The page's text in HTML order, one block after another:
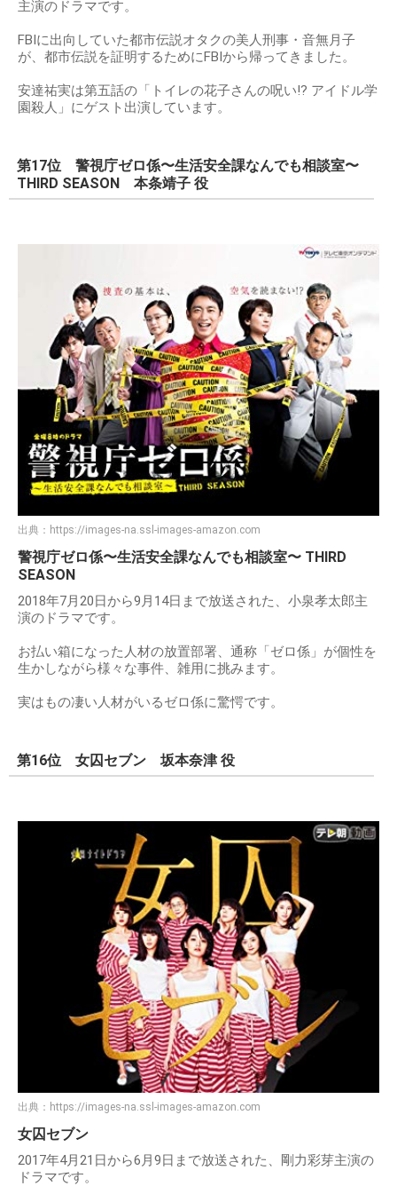
主演のドラマです。
FBIに出向していた都市伝説オタクの美人刑事・音無月子
が、都市伝説を証明するためにFBIから帰ってきました。
安達祐実は第五話の「トイレの花子さんの呪い!? アイドル学
園殺人」にゲスト出演しています。
第17位 警視庁ゼロ係〜生活安全課なんでも相談室〜
THIRD SEASON 本条靖子 役
出典： https://images-na.ssl-images-amazon.com
警視庁ゼロ係〜生活安全課なんでも相談室〜 THIRD
SEASON
2018年7月20日から9月14日まで放送された、小泉孝太郎主
演のドラマです。
お払い箱になった人材の放置部署、通称「ゼロ係」が個性を
生かしながら様々な事件、雑用に挑みます。
実はもの凄い人材がいるゼロ係に驚愕です。
第16位 女囚セブン 坂本奈津 役
出典： https://images-na.ssl-images-amazon.com
女囚セブン
2017年4月21日から6月9日まで放送された、剛力彩芽主演の
ドラマです。